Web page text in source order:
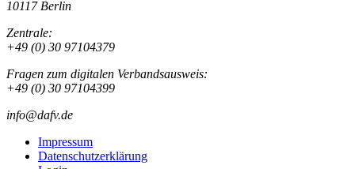
10117 Berlin
Zentrale:
+49 (0) 30 97104379
Fragen zum digitalen Verbandsausweis:
+49 (0) 30 97104399
info@dafv.de
Impressum
Datenschutzerklärung